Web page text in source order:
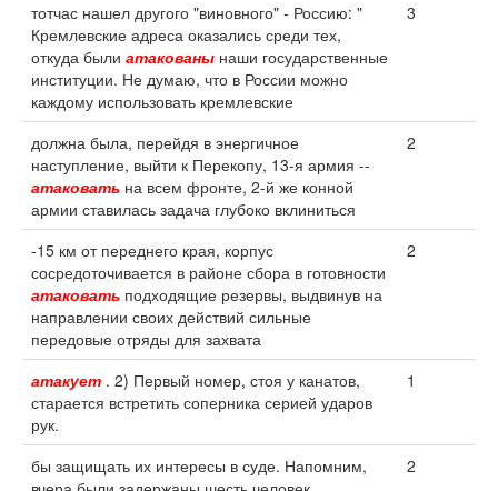
тотчас нашел другого "виновного" - Россию: "
Кремлевские адреса оказались среди тех,
откуда были атакованы наши государственные
институции. Не думаю, что в России можно
каждому использовать кремлевские
3
должна была, перейдя в энергичное
наступление, выйти к Перекопу, 13-я армия --
атаковать на всем фронте, 2-й же конной
армии ставилась задача глубоко вклиниться
2
-15 км от переднего края, корпус
сосредоточивается в районе сбора в готовности
атаковать подходящие резервы, выдвинув на
направлении своих действий сильные
передовые отряды для захвата
2
атакует . 2) Первый номер, стоя у канатов,
старается встретить соперника серией ударов
рук.
1
бы защищать их интересы в суде. Напомним,
2